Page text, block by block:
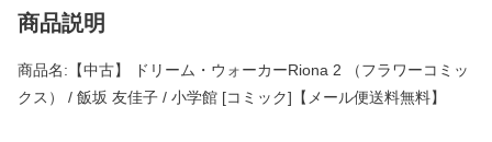
商品説明
商品名:【中古】 ドリーム・ウォーカーRiona 2 （フラワーコミッ
クス） / 飯坂 友佳子 / 小学館 [コミック]【メール便送料無料】